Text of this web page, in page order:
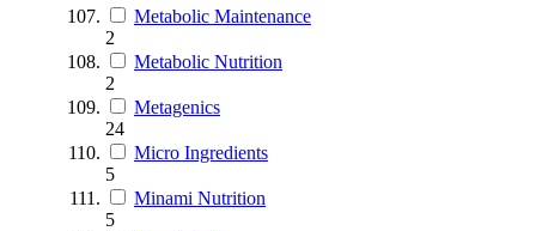
Metabolic Maintenance
2
Metabolic Nutrition
2
Metagenics
24
Micro Ingredients
5
Minami Nutrition
5